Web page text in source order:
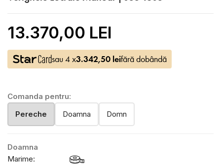
13.370,00 LEI
sau 4 x3.342,50 leifără dobândă
Comanda pentru:
Pereche
Doamna Domn
Doamna
Marime: